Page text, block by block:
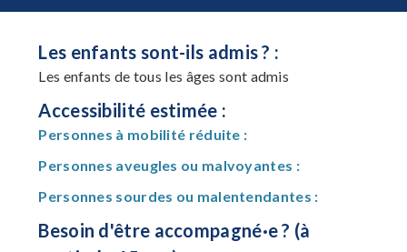
Les enfants sont-ils admis ? :
Les enfants de tous les âges sont admis
Accessibilité estimée :
Personnes à mobilité réduite :
Personnes aveugles ou malvoyantes :
Personnes sourdes ou malentendantes :
Besoin d'être accompagné·e ? (à